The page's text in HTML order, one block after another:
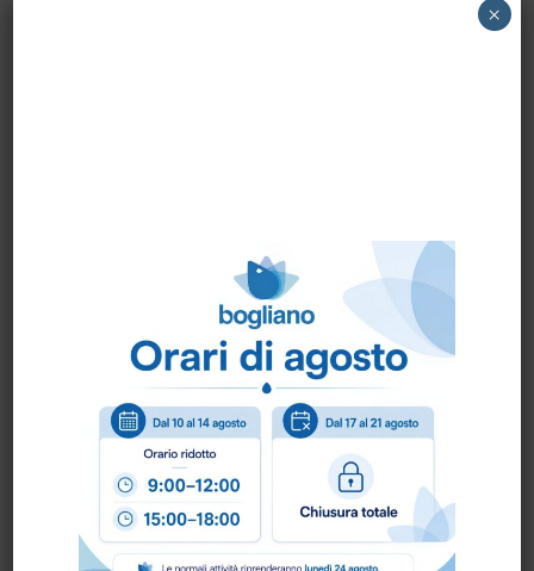
Consigli d’Uso
Portare in temperatura
la superficie da
pulire (40-50°C).
Spegnereil forno o la piastra e
nebulizzare il prodotto uniformemente
sulla superficie.
Lasciare agireper qualche minuto.
Frizionare
×